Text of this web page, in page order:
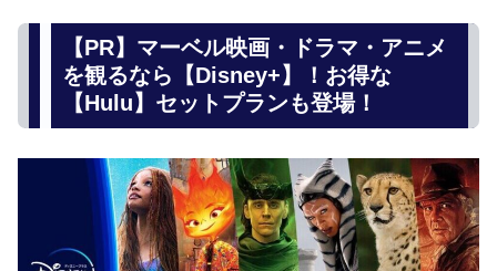
【PR】マーベル映画・ドラマ・アニメ
を観るなら【Disney+】！お得な
【Hulu】セットプランも登場！